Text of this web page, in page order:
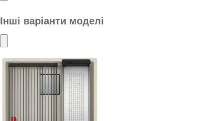
Інші варіанти моделі